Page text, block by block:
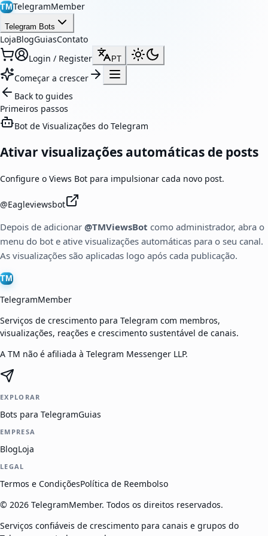
TMTelegramMember
Telegram Bots
LojaBlogGuiasContato
Login / Register
PT
Começar a crescer
Back to guides
Primeiros passos
Bot de Visualizações do Telegram
Ativar visualizações automáticas de posts
Configure o Views Bot para impulsionar cada novo post.
@Eagleviewsbot
Depois de adicionar @TMViewsBot como administrador, abra o
menu do bot e ative visualizações automáticas para o seu canal.
As visualizações são aplicadas logo após cada publicação.
TM
TelegramMember
Serviços de crescimento para Telegram com membros,
visualizações, reações e crescimento sustentável de canais.
A TM não é afiliada à Telegram Messenger LLP.
EXPLORAR
Bots para TelegramGuias
EMPRESA
BlogLoja
LEGAL
Termos e CondiçõesPolítica de Reembolso
© 2026 TelegramMember. Todos os direitos reservados.
Serviços confiáveis de crescimento para canais e grupos do